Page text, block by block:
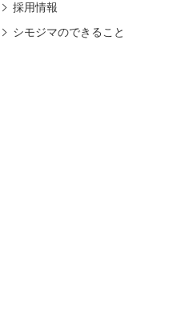
採用情報
シモジマのできること